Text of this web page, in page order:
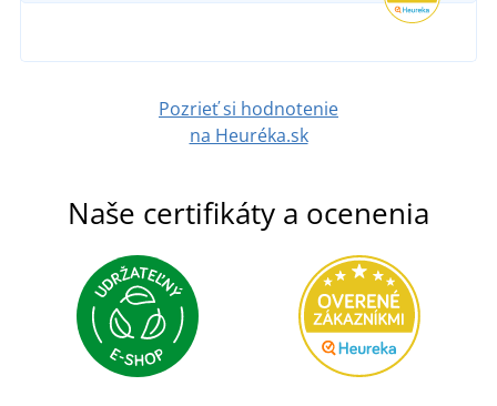
Pozrieť si hodnotenie
na Heuréka.sk
Naše certifikáty a ocenenia